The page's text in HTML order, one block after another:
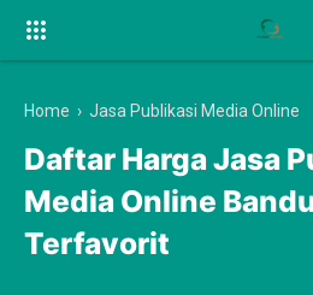
Home › Jasa Publikasi Media Online
Daftar Harga Jasa
Media Online
Terfavorit